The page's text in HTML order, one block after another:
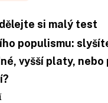
si malý test
populismu:
vyšší platy, nebo